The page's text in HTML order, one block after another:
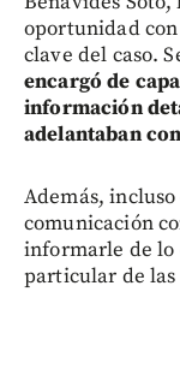
oportunidad
clave del caso.
encargó de
información
adelantaban
Además,
comunicación
informarle de lo
particular de las